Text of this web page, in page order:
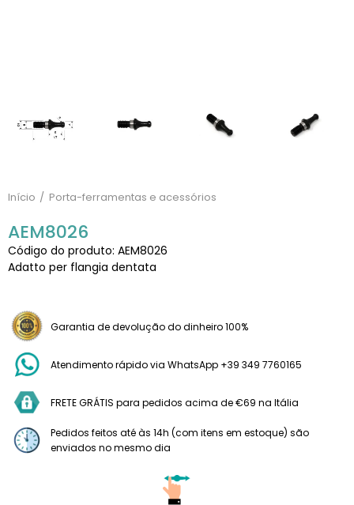
Início Porta-ferramentas e acessórios
AEM8026
Código do produto: AEM8026
Adatto per flangia dentata
Garantia de devolução do dinheiro 100%
Atendimento rápido via WhatsApp +39 349 7760165
FRETE GRÁTIS para pedidos acima de €69 na Itália
Pedidos feitos até às 14h (com itens em estoque) são
enviados no mesmo dia